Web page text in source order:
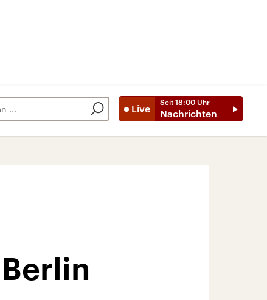
Live
Seit 18:00 Uhr
Nachrichten